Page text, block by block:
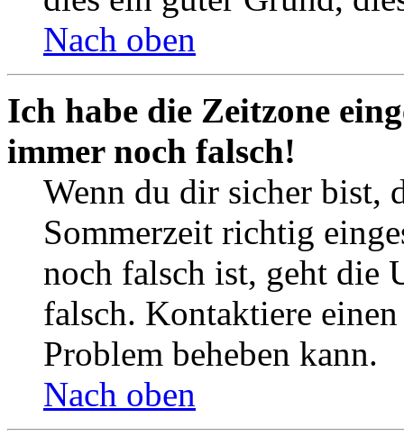
Nach oben
Ich habe die Zeitzone
immer noch falsch!
Wenn du dir sicher bist,
Sommerzeit richtig
noch falsch ist, geht die
falsch. Kontaktiere
Problem beheben kann.
Nach oben